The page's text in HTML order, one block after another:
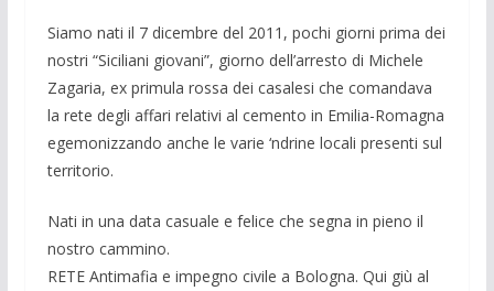
Siamo nati il 7 dicembre del 2011, pochi giorni prima dei
nostri “Siciliani giovani”, giorno dell’arresto di Michele
Zagaria, ex primula rossa dei casalesi che comandava
la rete degli affari relativi al cemento in Emilia-Romagna
egemonizzando anche le varie ‘ndrine locali presenti sul
territorio.
Nati in una data casuale e felice che segna in pieno il
nostro cammino.
RETE Antimafia e impegno civile a Bologna. Qui giù al